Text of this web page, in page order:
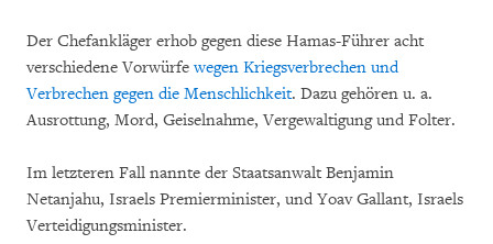
Der Chefankläger erhob gegen diese Hamas-Führer acht
verschiedene Vorwürfewegen Kriegsverbrechen und
Verbrechen gegen die Menschlichkeit. Dazu gehören u. a.
Ausrottung, Mord, Geiselnahme, Vergewaltigung und Folter.
Im letzteren Fall nannte der Staatsanwalt Benjamin
Netanjahu, Israels Premierminister, und Yoav Gallant, Israels
Verteidigungsminister.